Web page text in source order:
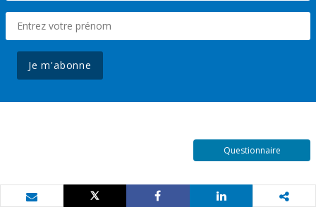
Je m'abonne
Questionnaire